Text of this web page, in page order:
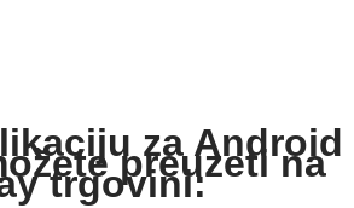
za Android
preuzeti na
trgovini: